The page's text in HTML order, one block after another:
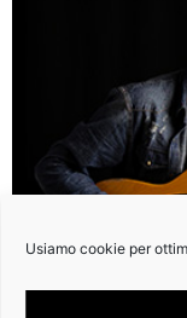
Usiamo cookie per